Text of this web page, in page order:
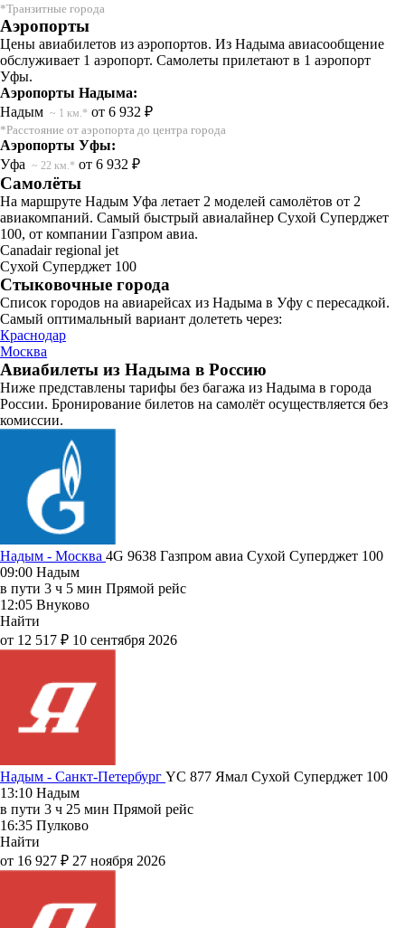
*Транзитные города
Аэропорты
Цены авиабилетов из аэропортов. Из Надыма авиасообщение
обслуживает 1 аэропорт. Самолеты прилетают в 1 аэропорт
Уфы.
Аэропорты Надыма:
Надым ~ 1 км.* от 6 932 ₽
*Расстояние от аэропорта до центра города
Аэропорты Уфы:
Уфа ~ 22 км.* от 6 932 ₽
Самолёты
На маршруте Надым Уфа летает 2 моделей самолётов от 2
авиакомпаний. Самый быстрый авиалайнер Сухой Суперджет
100, от компании Газпром авиа.
Canadair regional jet
Сухой Суперджет 100
Стыковочные города
Список городов на авиарейсах из Надыма в Уфу с пересадкой.
Самый оптимальный вариант долететь через:
Краснодар
Москва
Авиабилеты из Надыма в Россию
Ниже представлены тарифы без багажа из Надыма в города
России. Бронирование билетов на самолёт осуществляется без
комиссии.
Надым - Москва 4G 9638 Газпром авиа Сухой Суперджет 100
09:00 Надым
в пути 3 ч 5 мин Прямой рейс
12:05 Внуково
Найти
от 12 517 ₽ 10 сентября 2026
Надым - Санкт-Петербург YC 877 Ямал Сухой Суперджет 100
13:10 Надым
в пути 3 ч 25 мин Прямой рейс
16:35 Пулково
Найти
от 16 927 ₽ 27 ноября 2026